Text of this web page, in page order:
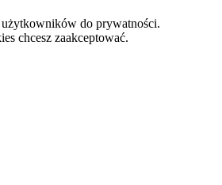
użytkowników do prywatności.
chcesz zaakceptować.